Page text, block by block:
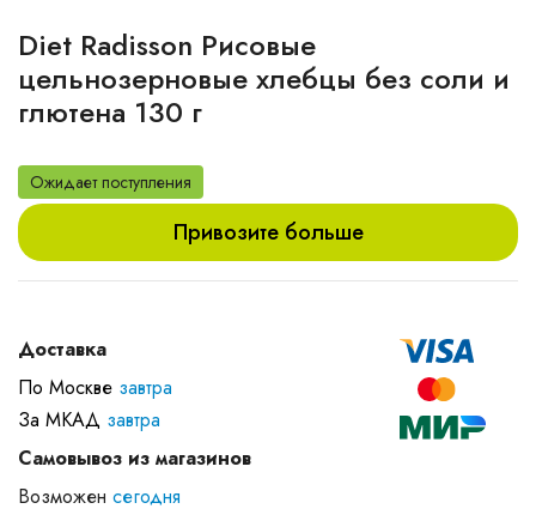
Diet Radisson Рисовые
цельнозерновые хлебцы без соли и
глютена 130 г
Ожидает поступления
Привозите больше
Доставка
По Москве завтра
За МКАД завтра
Самовывоз из магазинов
Возможен сегодня